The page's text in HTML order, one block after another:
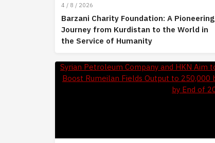
4 / 8 / 2026
Barzani Charity Foundation: A Pioneering
Journey from Kurdistan to the World in
the Service of Humanity